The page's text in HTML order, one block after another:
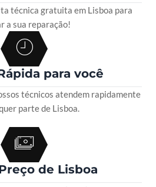
técnica gratuita em Lisboa para
a sua reparação!
para você
técnicos atendem rapidamente
parte de Lisboa.
de Lisboa